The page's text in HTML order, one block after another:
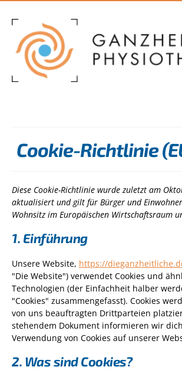
Cookie-Richtlinie
Diese Cookie-Richtlinie wurde zuletzt am
aktualisiert und gilt für Bürger und
Wohnsitz im Europäischen Wirtschaftsraum
1. Einführung
Unsere Website, https://
"Die Website") verwendet Cookies und
Technologien (der Einfachheit halber
"Cookies" zusammengefasst). Cookies
von uns beauftragten Drittparteien
stehendem Dokument informieren wir
Verwendung von Cookies auf unserer
2. Was sind Cookies?